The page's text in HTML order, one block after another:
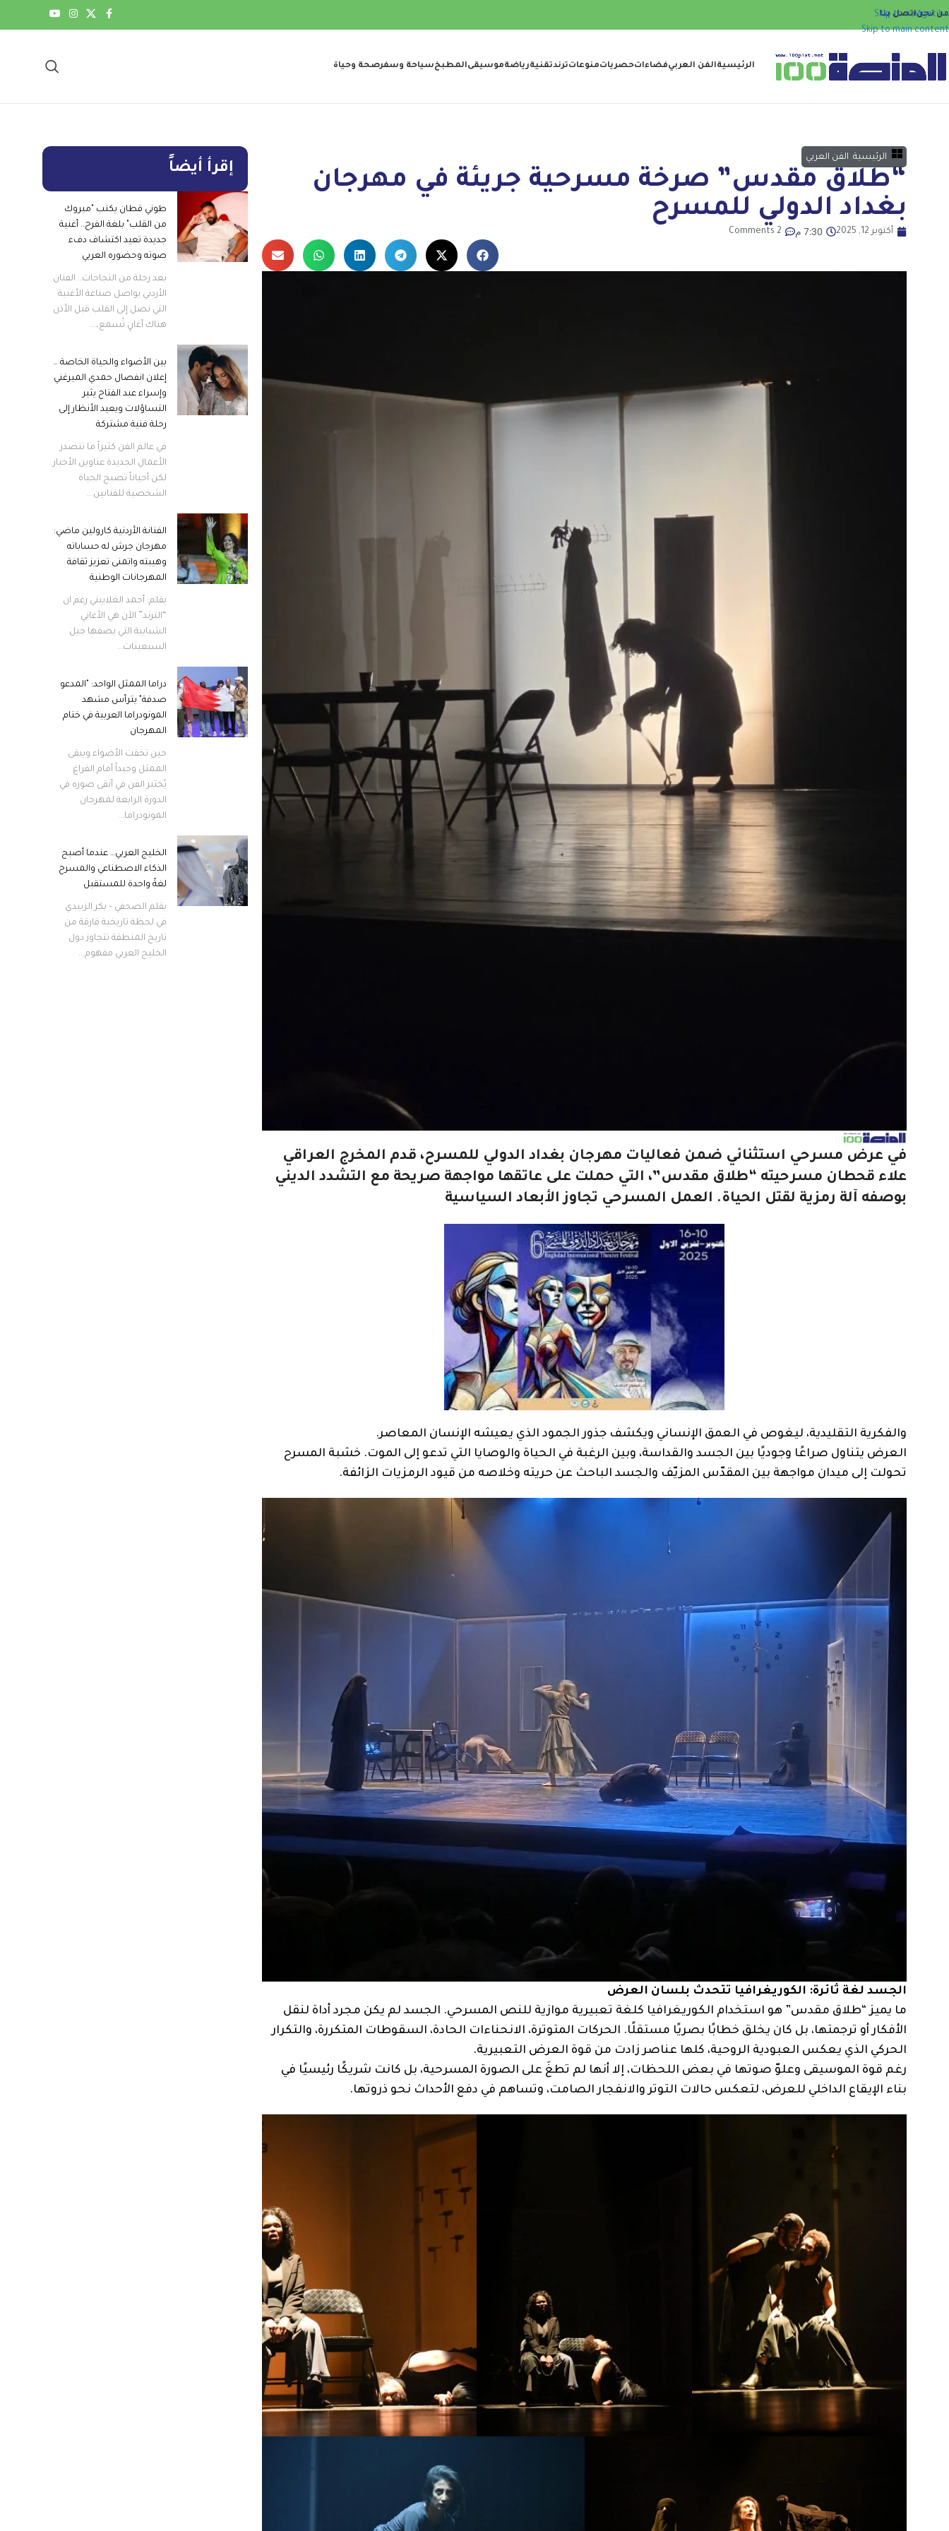
Skip to navigation
Skip to main content
من نحناتصل بنا
الرئيسيةالفن العربيفضاءاتحصرياتمنوعاتترندتقنيةرياضةموسيقىالمطبخسياحة وسفرصحة وحياة
الرئيسية الفن العربي
“طلاق مقدس” صرخة مسرحية جريئة في مهرجان
بغداد الدولي للمسرح
أكتوبر 12, 2025 7:30 م 2 Comments
في عرض مسرحي استثنائي ضمن فعاليات مهرجان بغداد الدولي للمسرح، قدم المخرج العراقي
علاء قحطان مسرحيته “طلاق مقدس”، التي حملت على عاتقها مواجهة صريحة مع التشدد الديني
بوصفه آلة رمزية لقتل الحياة. العمل المسرحي تجاوز الأبعاد السياسية
والفكرية التقليدية، ليغوص في العمق الإنساني ويكشف جذور الجمود الذي يعيشه الإنسان المعاصر.
العرض يتناول صراعًا وجوديًا بين الجسد والقداسة، وبين الرغبة في الحياة والوصايا التي تدعو إلى الموت. خشبة المسرح
تحولت إلى ميدان مواجهة بين المقدّس المزيّف والجسد الباحث عن حريته وخلاصه من قيود الرمزيات الزائفة.
الجسد لغة ثائرة: الكوريغرافيا تتحدث بلسان العرض
ما يميز “طلاق مقدس” هو استخدام الكوريغرافيا كلغة تعبيرية موازية للنص المسرحي. الجسد لم يكن مجرد أداة لنقل
الأفكار أو ترجمتها، بل كان يخلق خطابًا بصريًا مستقلًا. الحركات المتوترة، الانحناءات الحادة، السقوطات المتكررة، والتكرار
الحركي الذي يعكس العبودية الروحية، كلها عناصر زادت من قوة العرض التعبيرية.
رغم قوة الموسيقى وعلوّ صوتها في بعض اللحظات، إلا أنها لم تطغَ على الصورة المسرحية، بل كانت شريكًا رئيسيًا في
بناء الإيقاع الداخلي للعرض، لتعكس حالات التوتر والانفجار الصامت، وتساهم في دفع الأحداث نحو ذروتها.
إقرأ أيضاً
طوني قطان يكتب "مبروك
من القلب" بلغة الفرح.. أغنية
جديدة تعيد اكتشاف دفء
صوته وحضوره العربي
بعد رحلة من النجاحات.. الفنان
الأردني يواصل صناعة الأغنية
التي تصل إلى القلب قبل الأذن
هناك أغانٍ تُسمع،...
بين الأضواء والحياة الخاصة …
إعلان انفصال حمدي الميرغني
وإسراء عبد الفتاح يثير
التساؤلات ويعيد الأنظار إلى
رحلة فنية مشتركة
في عالم الفن كثيراً ما تتصدر
الأعمال الجديدة عناوين الأخبار
لكن أحياناً تصبح الحياة
الشخصية للفنانين...
الفنانة الأردنية كارولين ماضي:
مهرجان جرش له حساباته
وهيبته واتمنى تعزيز ثقافة
المهرجانات الوطنية
بقلم: أحمد الغلاييني رغم ان
“الترند” الآن هي الأغاني
الشبابية التي يصفها جيل
السبعينات...
دراما الممثل الواحد: "المدعو
صدفة" يترأس مشهد
المونودراما العربية في ختام
المهرجان
حين تخفت الأضواء ويبقى
الممثل وحيداً أمام الفراغ
يُختبر الفن في أنقى صوره في
الدورة الرابعة لمهرجان
المونودراما...
الخليج العربي… عندما أصبح
الذكاء الاصطناعي والمسرح
لغةً واحدة للمستقبل
بقلم الصحفي – بكر الزبيدي
في لحظة تاريخية فارقة من
تاريخ المنطقة تتجاوز دول
الخليج العربي مفهوم...